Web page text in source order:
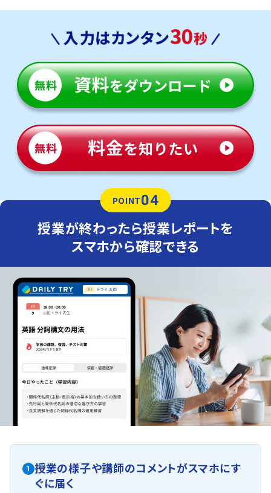
POINT04
授業が終わったら授業レポートを
スマホから確認できる
1
授業の様子や講師のコメントがスマホにす
ぐに届く